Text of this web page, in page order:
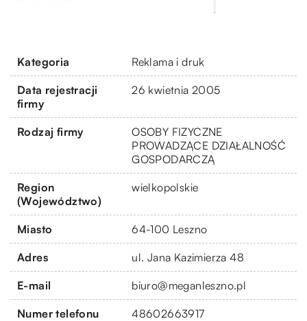
Kategoria Reklama i druk
Data rejestracji
firmy
26 kwietnia 2005
Rodzaj firmy
OSOBY FIZYCZNE
PROWADZĄCE DZIAŁALNOŚĆ
GOSPODARCZĄ
Region
(Województwo)
wielkopolskie
Miasto 64-100 Leszno
Adres ul. Jana Kazimierza 48
E-mail biuro@meganleszno.pl
Numer telefonu 48602663917